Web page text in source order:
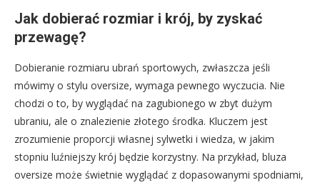
Jak dobierać rozmiar i krój, by zyskać
przewagę?
Dobieranie rozmiaru ubrań sportowych, zwłaszcza jeśli
mówimy o stylu oversize, wymaga pewnego wyczucia. Nie
chodzi o to, by wyglądać na zagubionego w zbyt dużym
ubraniu, ale o znalezienie złotego środka. Kluczem jest
zrozumienie proporcji własnej sylwetki i wiedza, w jakim
stopniu luźniejszy krój będzie korzystny. Na przykład, bluza
oversize może świetnie wyglądać z dopasowanymi spodniami,